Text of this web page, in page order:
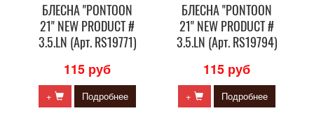
БЛЕСНА "PONTOON
21" NEW PRODUCT #
3.5.LN (Арт. RS19771)
115 руб
+ Подробнее
БЛЕСНА "PONTOON
21" NEW PRODUCT #
3.5.LN (Арт. RS19794)
115 руб
+ Подробнее